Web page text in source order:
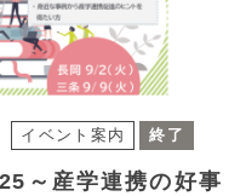
イベント案内 終了
～産学連携の好事